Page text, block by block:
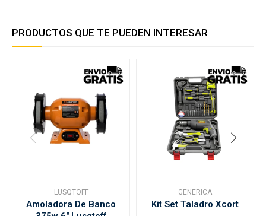
PRODUCTOS QUE TE PUEDEN INTERESAR
LUSQTOFF
Amoladora De Banco
GENERICA
Kit Set Taladro Xcort